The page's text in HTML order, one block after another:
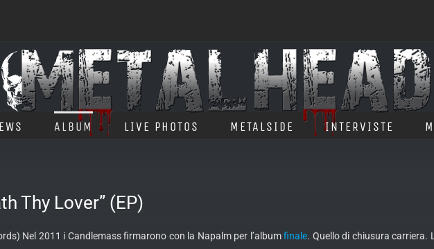
ALBUM LIVE PHOTOS METALSIDE INTERVISTE
Thy Lover” (EP)
Nel 2011 i Candlemass firmarono con la Napalm per l’albumfinale. Quello di chiusura carriera.